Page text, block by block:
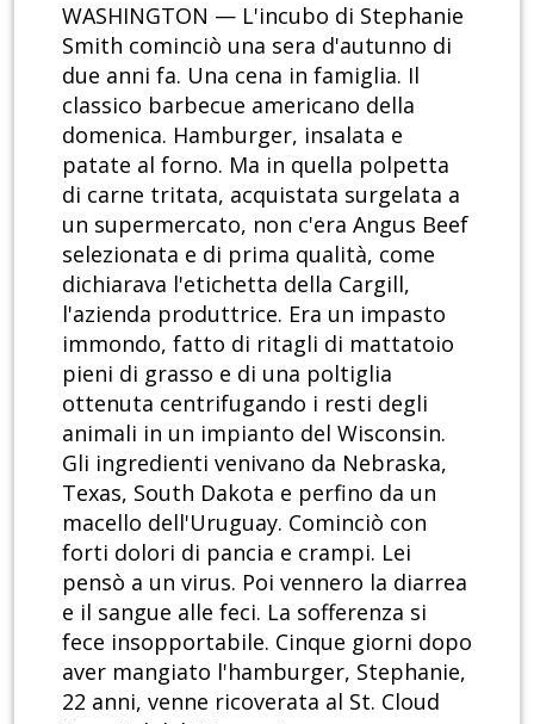
WASHINGTON — L'incubo di Stephanie
Smith cominciò una sera d'autunno di
due anni fa. Una cena in famiglia. Il
classico barbecue americano della
domenica. Hamburger, insalata e
patate al forno. Ma in quella polpetta
di carne tritata, acquistata surgelata a
un supermercato, non c'era Angus Beef
selezionata e di prima qualità, come
dichiarava l'etichetta della Cargill,
l'azienda produttrice. Era un impasto
immondo, fatto di ritagli di mattatoio
pieni di grasso e di una poltiglia
ottenuta centrifugando i resti degli
animali in un impianto del Wisconsin.
Gli ingredienti venivano da Nebraska,
Texas, South Dakota e perfino da un
macello dell'Uruguay. Cominciò con
forti dolori di pancia e crampi. Lei
pensò a un virus. Poi vennero la diarrea
e il sangue alle feci. La sofferenza si
fece insopportabile. Cinque giorni dopo
aver mangiato l'hamburger, Stephanie,
22 anni, venne ricoverata al St. Cloud